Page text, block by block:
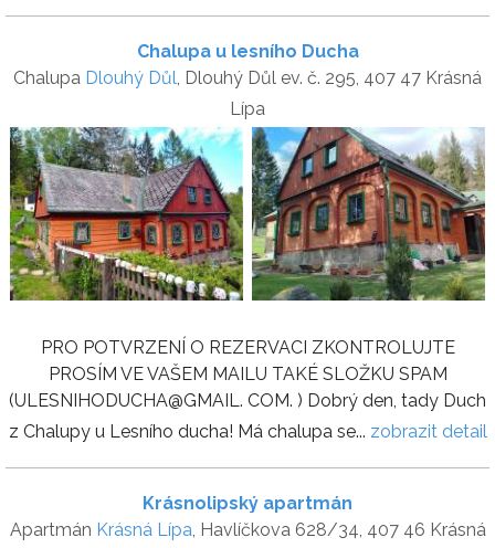
Chalupa u lesního Ducha
Chalupa Dlouhý Důl, Dlouhý Důl ev. č. 295, 407 47 Krásná
Lípa
PRO POTVRZENÍ O REZERVACI ZKONTROLUJTE
PROSÍM VE VAŠEM MAILU TAKÉ SLOŽKU SPAM
(ULESNIHODUCHA@GMAIL. COM. ) Dobrý den, tady Duch
z Chalupy u Lesního ducha! Má chalupa se... zobrazit detail
Krásnolipský apartmán
Apartmán Krásná Lípa , Havlíčkova 628/34, 407 46 Krásná